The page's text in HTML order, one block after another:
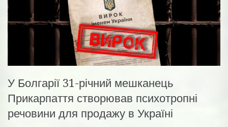
У Болгарії 31-річний мешканець
Прикарпаття створював психотропні
речовини для продажу в Україні